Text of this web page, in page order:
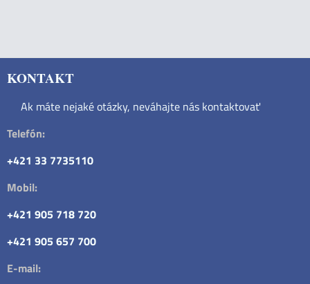
KONTAKT
Ak máte nejaké otázky, neváhajte nás kontaktovať
Telefón:
+421 33 7735110
Mobil:
+421 905 718 720
+421 905 657 700
E-mail: